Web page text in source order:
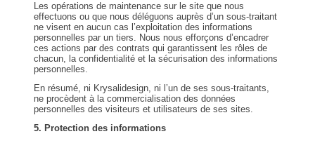
Les opérations de maintenance sur le site que nous
effectuons ou que nous déléguons auprès d’un sous-traitant
ne visent en aucun cas l’exploitation des informations
personnelles par un tiers. Nous nous efforçons d’encadrer
ces actions par des contrats qui garantissent les rôles de
chacun, la confidentialité et la sécurisation des informations
personnelles.
En résumé, ni Krysalidesign, ni l’un de ses sous-traitants,
ne procèdent à la commercialisation des données
personnelles des visiteurs et utilisateurs de ses sites.
5. Protection des informations